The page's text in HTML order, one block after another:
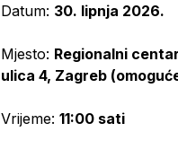
Datum: 30. lipnja 2026.
Mjesto: Regionalni
ulica 4, Zagreb
Vrijeme: 11:00 sati